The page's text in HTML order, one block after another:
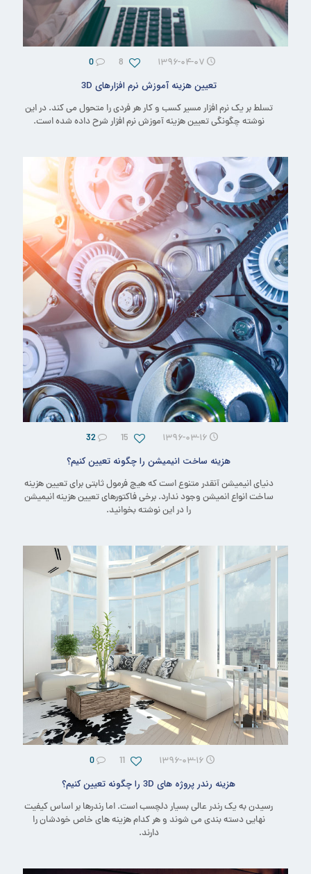
۱۳۹۶-۰۴-۰۷ 8
0
تعیین هزینه آموزش نرم افزارهای 3D
تسلط بر یک نرم افزار مسیر کسب و کار هر فردی را متحول می کند. در این
نوشته چگونگی تعیین هزینه آموزش نرم افزار شرح داده شده است.
۱۳۹۶-۰۳-۱۶ 15
32
هزینه ساخت انیمیشن را چگونه تعیین کنیم؟
دنیای انیمیشن آنقدر متنوع است که هیچ فرمول ثابتی برای تعیین هزینه
ساخت انواع انمیشن وجود ندارد. برخی فاکتورهای تعیین هزینه انیمیشن
را در این نوشته بخوانید.
۱۳۹۶-۰۳-۱۶ 11
0
هزینه رندر پروژه های 3D را چگونه تعیین کنیم؟
رسیدن به یک رندر عالی بسیار دلچسب است. اما رندرها بر اساس کیفیت
نهایی دسته بندی می شوند و هر کدام هزینه های خاص خودشان را
دارند.